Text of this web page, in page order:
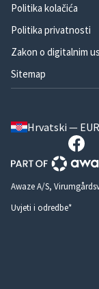
Politika kolačića
Politika privatnosti
Zakon o digitalnim
Sitemap
Hrvatski — EUR
Awaze A/S,
Uvjeti i odredbe*